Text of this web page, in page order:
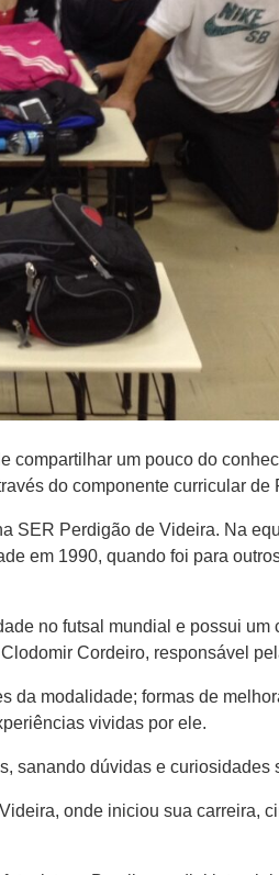
um pouco do
do componente curricular de
SER Perdigão de Videira. Na
em 1990, quando foi para
no futsal mundial e possui um
Cordeiro, responsável
da modalidade; formas de
vividas por ele.
sanando dúvidas e curiosidades
onde iniciou sua carreira,